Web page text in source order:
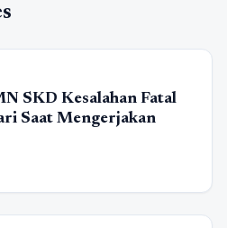
SKD Kesalahan Fatal
Saat Mengerjakan